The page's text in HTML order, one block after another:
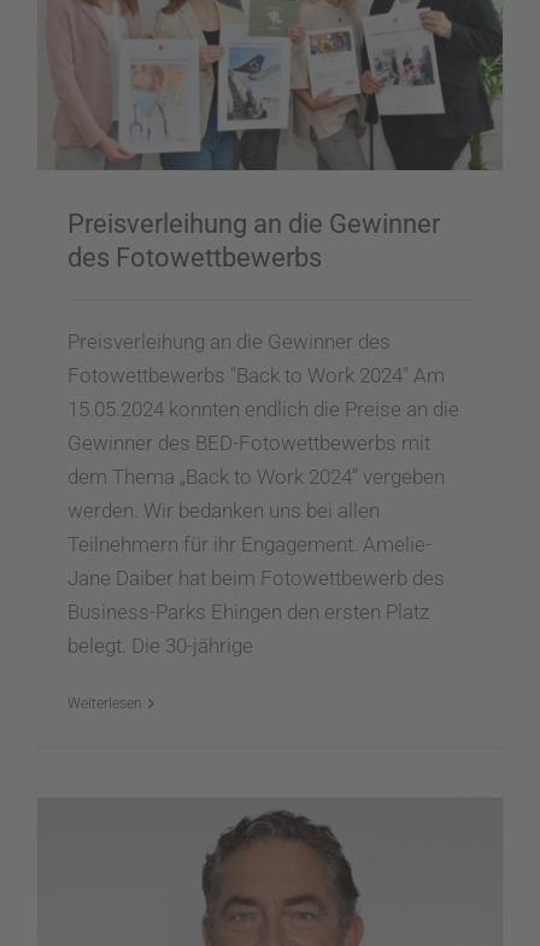
Preisverleihung an die Gewinner
des Fotowettbewerbs
Preisverleihung an die Gewinner des
Fotowettbewerbs "Back to Work 2024" Am
15.05.2024 konnten endlich die Preise an die
Gewinner des BED-Fotowettbewerbs mit
dem Thema „Back to Work 2024“ vergeben
werden. Wir bedanken uns bei allen
Teilnehmern für ihr Engagement. Amelie-
Jane Daiber hat beim Fotowettbewerb des
Business-Parks Ehingen den ersten Platz
belegt. Die 30-jährige
Weiterlesen